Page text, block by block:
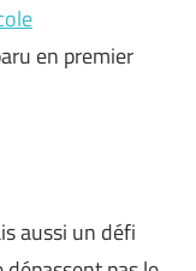
en premier
aussi un défi